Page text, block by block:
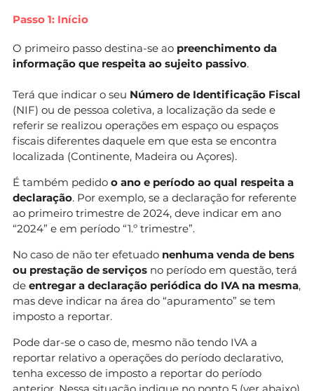
Passo 1: Início
O primeiro passo destina-se ao preenchimento da
informação que respeita ao sujeito passivo.
Terá que indicar o seu Número de Identificação Fiscal
(NIF) ou de pessoa coletiva, a localização da sede e
referir se realizou operações em espaço ou espaços
fiscais diferentes daquele em que esta se encontra
localizada (Continente, Madeira ou Açores).
É também pedido o ano e período ao qual respeita a
declaração. Por exemplo, se a declaração for referente
ao primeiro trimestre de 2024, deve indicar em ano
“2024” e em período “1.º trimestre”.
No caso de não ter efetuado nenhuma venda de bens
ou prestação de serviços no período em questão, terá
de entregar a declaração periódica do IVA na mesma,
mas deve indicar na área do “apuramento” se tem
imposto a reportar.
Pode dar-se o caso de, mesmo não tendo IVA a
reportar relativo a operações do período declarativo,
tenha excesso de imposto a reportar do período
anterior. Nessa situação indique no ponto 5 (ver abaixo)